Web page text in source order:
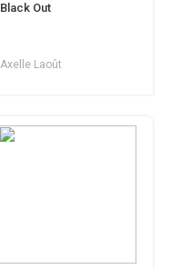
Black Out
Axelle Laoût